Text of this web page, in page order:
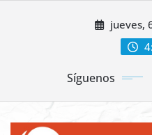
jueves,
Síguenos